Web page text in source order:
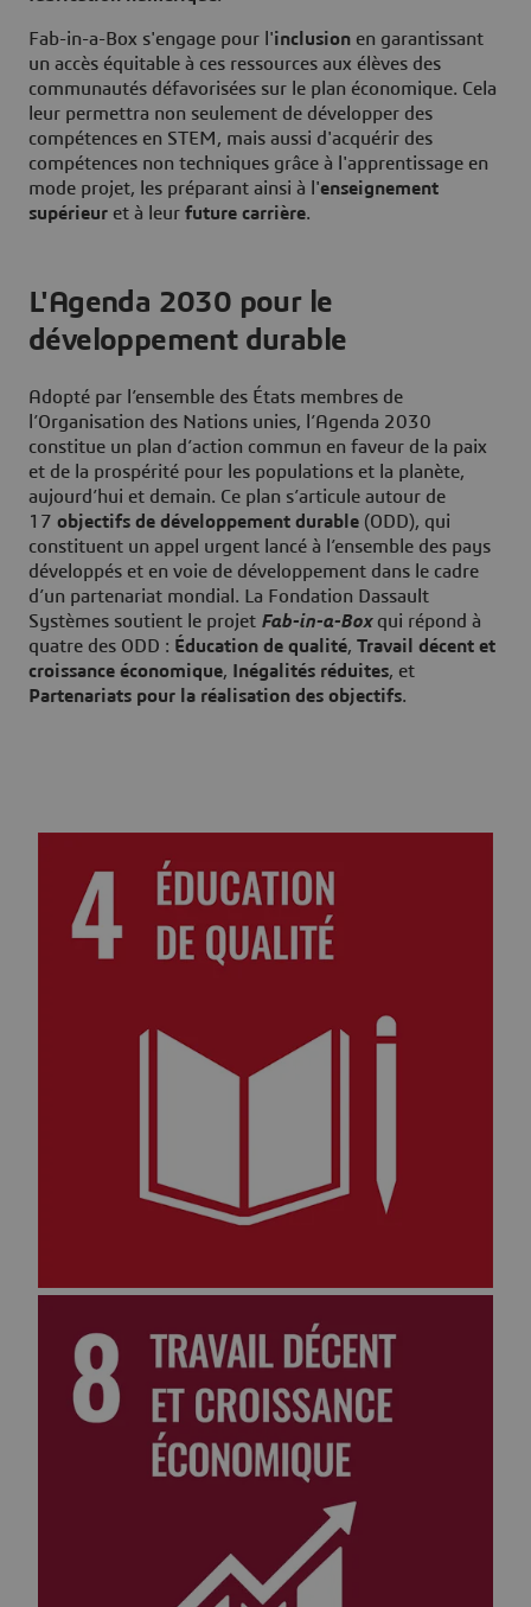
Fab-in-a-Box s'engage pour l'inclusion en garantissant
un accès équitable à ces ressources aux élèves des
communautés défavorisées sur le plan économique. Cela
leur permettra non seulement de développer des
compétences en STEM, mais aussi d'acquérir des
compétences non techniques grâce à l'apprentissage en
mode projet, les préparant ainsi à l'enseignement
supérieur et à leur future carrière.
L'Agenda 2030 pour le
développement durable
Adopté par l’ensemble des États membres de
l’Organisation des Nations unies, l’Agenda 2030
constitue un plan d’action commun en faveur de la paix
et de la prospérité pour les populations et la planète,
aujourd’hui et demain. Ce plan s’articule autour de
17 objectifs de développement durable (ODD), qui
constituent un appel urgent lancé à l’ensemble des pays
développés et en voie de développement dans le cadre
d’un partenariat mondial. La Fondation Dassault
Systèmes soutient le projet Fab-in-a-Box qui répond à
quatre des ODD : Éducation de qualité, Travail décent et
croissance économique, Inégalités réduites, et
Partenariats pour la réalisation des objectifs.